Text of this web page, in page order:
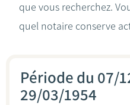
Le notaire
que vous recherchez.
quel notaire conserve
Période du 07/
29/03/1954